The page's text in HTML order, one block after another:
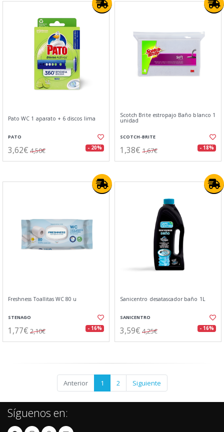
Pato WC 1 aparato + 6 discos lima
PATO
3,62€ 4,50€ - 20%
Scotch Brite estropajo Baño blanco 1
unidad
SCOTCH-BRITE
1,38€ 1,67€ - 18%
Freshness Toallitas WC 80 u
STENAGO
1,77€ 2,10€ - 16%
Sanicentro desatascador baño 1L
SANICENTRO
3,59€ 4,25€ - 16%
Anterior 1 2 Siguiente
Síguenos en: